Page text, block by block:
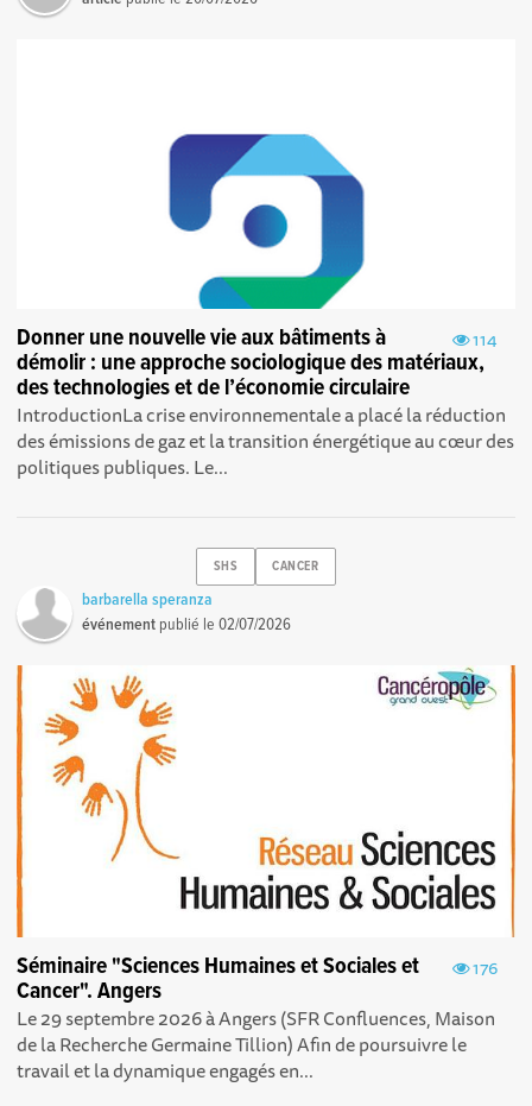
114
Donner une nouvelle vie aux bâtiments à
démolir : une approche sociologique des matériaux,
des technologies et de l’économie circulaire
IntroductionLa crise environnementale a placé la réduction
des émissions de gaz et la transition énergétique au cœur des
politiques publiques. Le...
SHS CANCER
barbarella speranza
événement publié le02/07/2026
176
Séminaire "Sciences Humaines et Sociales et
Cancer". Angers
Le 29 septembre 2026 à Angers (SFR Confluences, Maison
de la Recherche Germaine Tillion) Afin de poursuivre le
travail et la dynamique engagés en...